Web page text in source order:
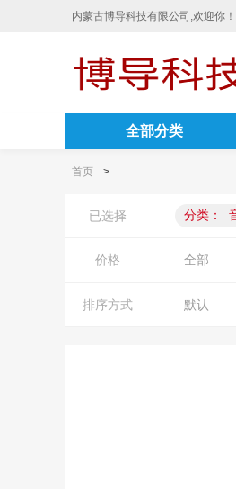
内蒙古博导科技有限公司,欢迎你！
全部分类
首页 >
已选择 分类：
价格 全部
排序方式 默认